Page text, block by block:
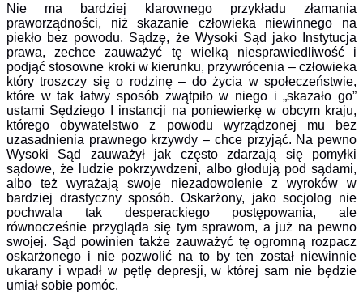
Nie ma bardziej klarownego przykładu złamania
praworządności, niż skazanie człowieka niewinnego na
piekło bez powodu. Sądzę, że Wysoki Sąd jako Instytucja
prawa, zechce zauważyć tę wielką niesprawiedliwość i
podjąć stosowne kroki w kierunku, przywrócenia – człowieka
który troszczy się o rodzinę – do życia w społeczeństwie,
które w tak łatwy sposób zwątpiło w niego i „skazało go”
ustami Sędziego I instancji na poniewierkę w obcym kraju,
którego obywatelstwo z powodu wyrządzonej mu bez
uzasadnienia prawnego krzywdy – chce przyjąć. Na pewno
Wysoki Sąd zauważył jak często zdarzają się pomyłki
sądowe, że ludzie pokrzywdzeni, albo głodują pod sądami,
albo też wyrażają swoje niezadowolenie z wyroków w
bardziej drastyczny sposób. Oskarżony, jako socjolog nie
pochwala tak desperackiego postępowania, ale
równocześnie przygląda się tym sprawom, a już na pewno
swojej. Sąd powinien także zauważyć tę ogromną rozpacz
oskarżonego i nie pozwolić na to by ten został niewinnie
ukarany i wpadł w pętlę depresji, w której sam nie będzie
umiał sobie pomóc.